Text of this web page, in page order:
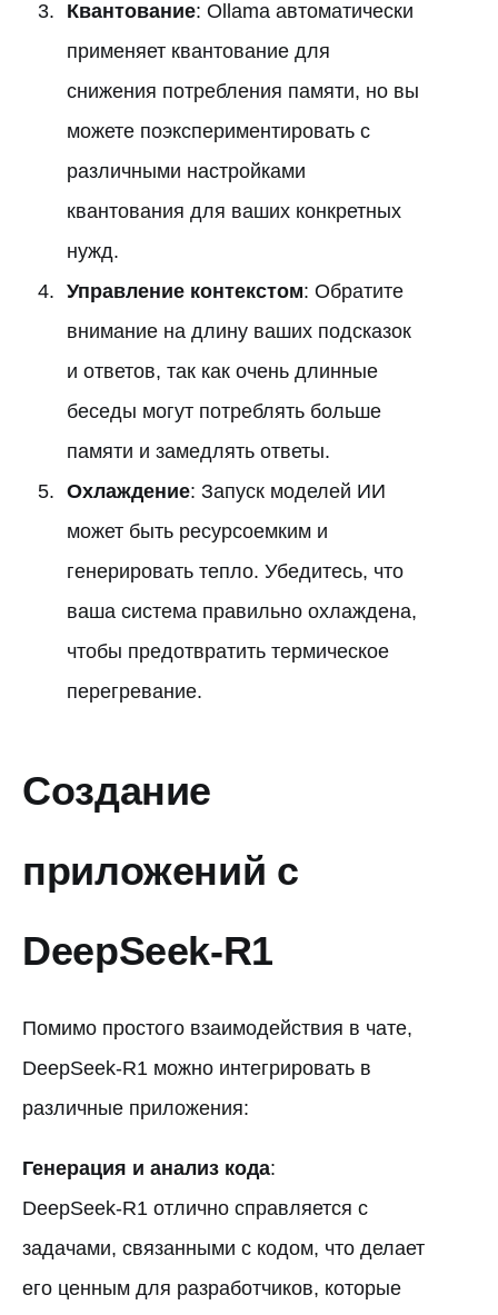
Квантование: Ollama автоматически
применяет квантование для
снижения потребления памяти, но вы
можете поэкспериментировать с
различными настройками
квантования для ваших конкретных
нужд.
Управление контекстом: Обратите
внимание на длину ваших подсказок
и ответов, так как очень длинные
беседы могут потреблять больше
памяти и замедлять ответы.
Охлаждение: Запуск моделей ИИ
может быть ресурсоемким и
генерировать тепло. Убедитесь, что
ваша система правильно охлаждена,
чтобы предотвратить термическое
перегревание.
Создание
приложений с
DeepSeek-R1
Помимо простого взаимодействия в чате,
DeepSeek-R1 можно интегрировать в
различные приложения:
Генерация и анализ кода:
DeepSeek-R1 отлично справляется с
задачами, связанными с кодом, что делает
его ценным для разработчиков, которые